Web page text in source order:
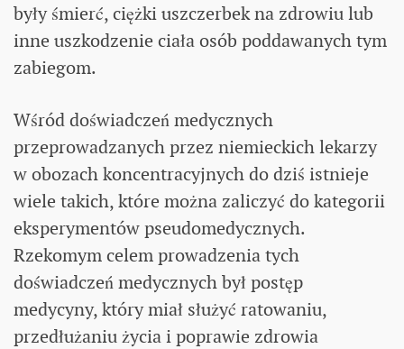
były śmierć, ciężki uszczerbek na zdrowiu lub
inne uszkodzenie ciała osób poddawanych tym
zabiegom.
Wśród doświadczeń medycznych
przeprowadzanych przez niemieckich lekarzy
w obozach koncentracyjnych do dziś istnieje
wiele takich, które można zaliczyć do kategorii
eksperymentów pseudomedycznych.
Rzekomym celem prowadzenia tych
doświadczeń medycznych był postęp
medycyny, który miał służyć ratowaniu,
przedłużaniu życia i poprawie zdrowia